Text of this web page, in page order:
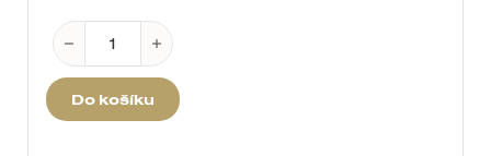
Brolio Chianti Classico 2022 0,75 l množství
Do košíku